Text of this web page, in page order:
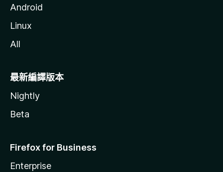
Android
Linux
All
最新編譯版本
Nightly
Beta
Firefox for Business
Enterprise